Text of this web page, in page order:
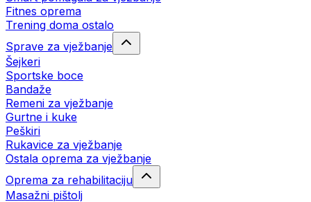
Fitnes oprema
Trening doma ostalo
Sprave za vježbanje
Šejkeri
Sportske boce
Bandaže
Remeni za vježbanje
Gurtne i kuke
Peškiri
Rukavice za vježbanje
Ostala oprema za vježbanje
Oprema za rehabilitaciju
Masažni pištolj